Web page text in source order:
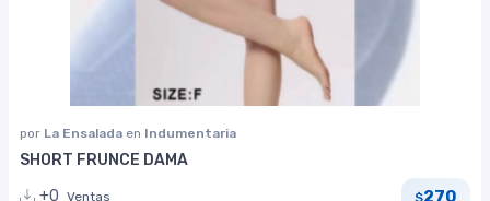
por La Ensalada en Indumentaria
SHORT FRUNCE DAMA
+0 Ventas $270